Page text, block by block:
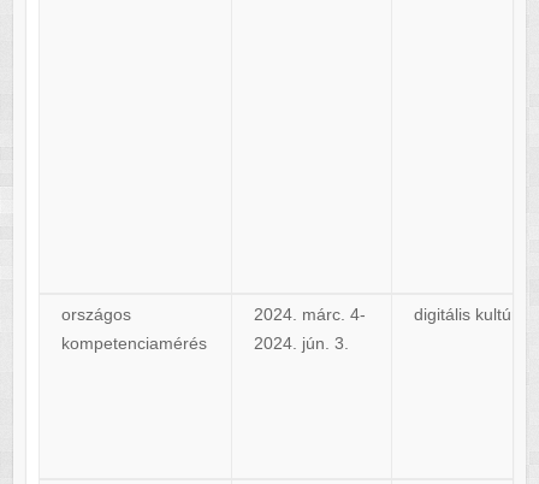
országos
kompetenciamérés
2024. márc. 4-
2024. jún. 3.
digitális kultúra